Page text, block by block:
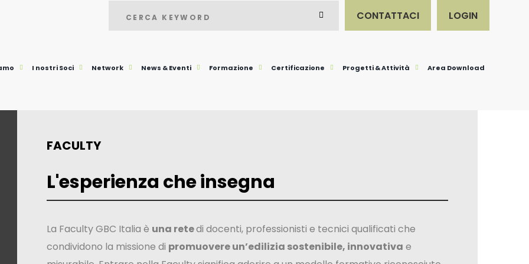
CONTATTACI LOGIN
I nostri Soci Network News & Eventi Formazione Certificazione Progetti & Attività Area Download
FACULTY
L'esperienza che insegna
La Faculty GBC Italia è una retedi docenti, professionisti e tecnici qualificati che
condividono la missione di promuovere un’edilizia sostenibile, innovativa e